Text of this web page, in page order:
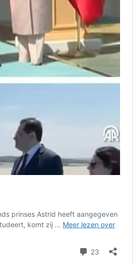
prinses Astrid heeft aangegeven
komt zij … Meer lezen over
23 reacties